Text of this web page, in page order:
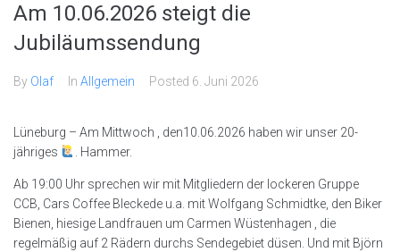
Am 10.06.2026 steigt die
Jubiläumssendung
By Olaf In Allgemein Posted 6. Juni 2026
Lüneburg – Am Mittwoch , den10.06.2026 haben wir unser 20-
jähriges
. Hammer.
Ab 19:00 Uhr sprechen wir mit Mitgliedern der lockeren Gruppe
CCB, Cars Coffee Bleckede u.a. mit Wolfgang Schmidtke, den Biker
Bienen, hiesige Landfrauen um Carmen Wüstenhagen , die
regelmäßig auf 2 Rädern durchs Sendegebiet düsen. Und mit Björn